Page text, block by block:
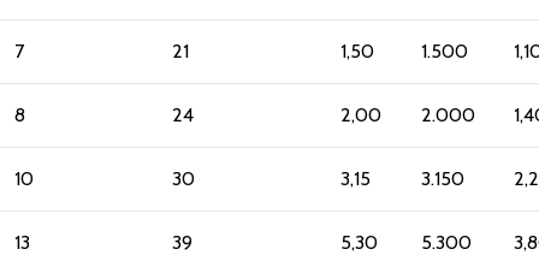
7 21 1,50 1.500
8 24 2,00 2.000
10 30 3,15 3.150
13 39 5,30 5.300